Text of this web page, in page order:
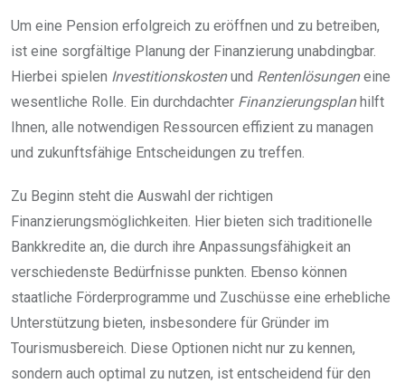
Um eine Pension erfolgreich zu eröffnen und zu betreiben,
ist eine sorgfältige Planung der Finanzierung unabdingbar.
Hierbei spielen Investitionskostenund Rentenlösungeneine
wesentliche Rolle. Ein durchdachter Finanzierungsplanhilft
Ihnen, alle notwendigen Ressourcen effizient zu managen
und zukunftsfähige Entscheidungen zu treffen.
Zu Beginn steht die Auswahl der richtigen
Finanzierungsmöglichkeiten. Hier bieten sich traditionelle
Bankkredite an, die durch ihre Anpassungsfähigkeit an
verschiedenste Bedürfnisse punkten. Ebenso können
staatliche Förderprogramme und Zuschüsse eine erhebliche
Unterstützung bieten, insbesondere für Gründer im
Tourismusbereich. Diese Optionen nicht nur zu kennen,
sondern auch optimal zu nutzen, ist entscheidend für den